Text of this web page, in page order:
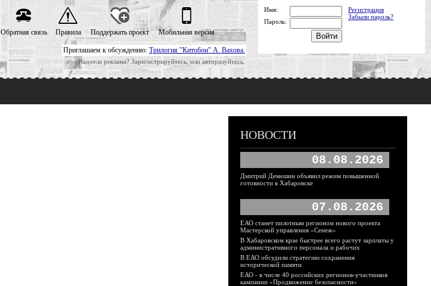
Приглашаем к обсуждению: Трилогия "Китобои" А. Вахова.
Надоела реклама? Зарегистрируйтесь, или авторизуйтесь.
Обратная связь Правила Поддержать проект Мобильная версия
Имя:
Регистрация
Забыли пароль?
Пароль:
НОВОСТИ
08.08.2026
Дмитрий Демешин объявил режим повышенной
готовности в Хабаровске
07.08.2026
ЕАО станет пилотным регионом нового проекта
Мастерской управления «Сенеж»
В Хабаровском крае быстрее всего растут зарплаты у
административного персонала и рабочих
В ЕАО обсудили стратегию сохранения
исторической памяти
ЕАО - в числе 40 российских регионов-участников
кампании «Продвижение безопасности»